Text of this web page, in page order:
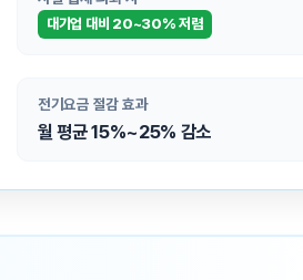
대기업 대비 20~30% 저렴
전기요금 절감 효과
월 평균 15%~25% 감소